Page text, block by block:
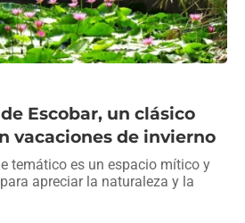
Escobar, un clásico
vacaciones de invierno
temático es un espacio mítico y
apreciar la naturaleza y la